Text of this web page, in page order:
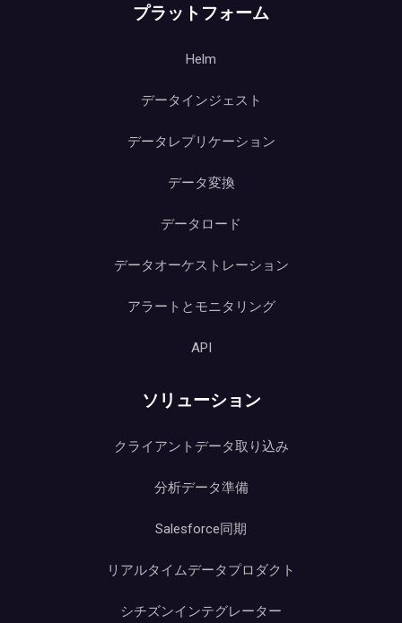
プラットフォーム
Helm
データインジェスト
データレプリケーション
データ変換
データロード
データオーケストレーション
アラートとモニタリング
API
ソリューション
クライアントデータ取り込み
分析データ準備
Salesforce同期
リアルタイムデータプロダクト
シチズンインテグレーター